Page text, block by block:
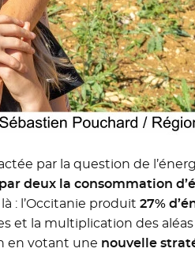
par la question de
deux la consommation
: l’Occitanie produit 27%
et la multiplication des
en votant une nouvelle